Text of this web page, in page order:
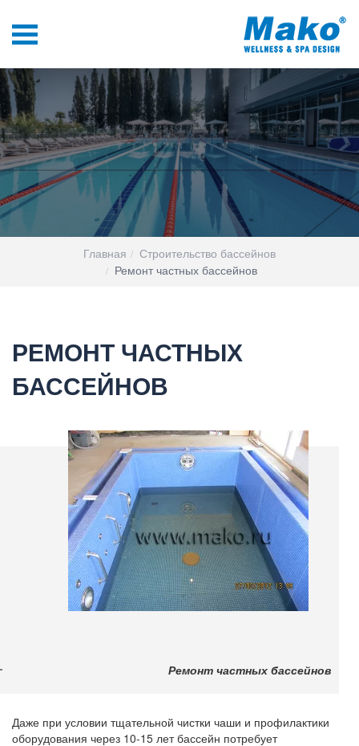
Главная
Строительство бассейнов
Ремонт частных бассейнов
РЕМОНТ ЧАСТНЫХ
БАССЕЙНОВ
Ремонт частных бассейнов
Даже при условии тщательной чистки чаши и профилактики
оборудования через 10-15 лет бассейн потребует